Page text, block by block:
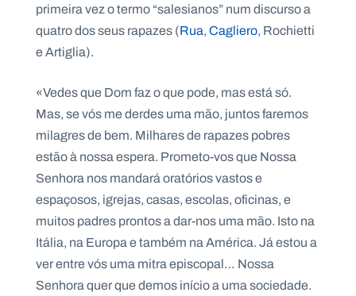
primeira vez o termo “salesianos” num discurso a
quatro dos seus rapazes (Rua,Cagliero, Rochietti
e Artiglia).
«Vedes que Dom faz o que pode, mas está só.
Mas, se vós me derdes uma mão, juntos faremos
milagres de bem. Milhares de rapazes pobres
estão à nossa espera. Prometo-vos que Nossa
Senhora nos mandará oratórios vastos e
espaçosos, igrejas, casas, escolas, oficinas, e
muitos padres prontos a dar-nos uma mão. Isto na
Itália, na Europa e também na América. Já estou a
ver entre vós uma mitra episcopal… Nossa
Senhora quer que demos início a uma sociedade.
A
e
n
d
C
n
t
a
o
s
N
w
s
l
e
e